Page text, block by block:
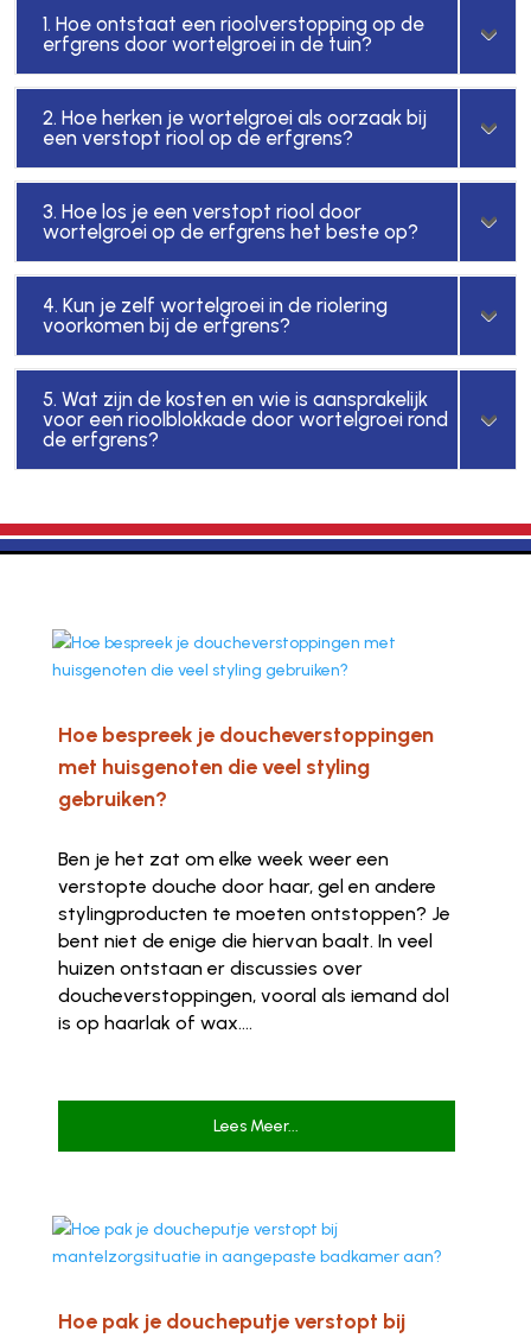
1. Hoe ontstaat een rioolverstopping op de
erfgrens door wortelgroei in de tuin?
2. Hoe herken je wortelgroei als oorzaak bij
een verstopt riool op de erfgrens?
3. Hoe los je een verstopt riool door
wortelgroei op de erfgrens het beste op?
4. Kun je zelf wortelgroei in de riolering
voorkomen bij de erfgrens?
5. Wat zijn de kosten en wie is aansprakelijk
voor een rioolblokkade door wortelgroei rond
de erfgrens?
Hoe bespreek je doucheverstoppingen
met huisgenoten die veel styling
gebruiken?
Ben je het zat om elke week weer een
verstopte douche door haar, gel en andere
stylingproducten te moeten ontstoppen? Je
bent niet de enige die hiervan baalt. In veel
huizen ontstaan er discussies over
doucheverstoppingen, vooral als iemand dol
is op haarlak of wax....
Lees Meer...
Hoe pak je doucheputje verstopt bij